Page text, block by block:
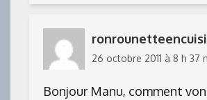
26 octobre 2011 à 8 h 37
Bonjour Manu, comment